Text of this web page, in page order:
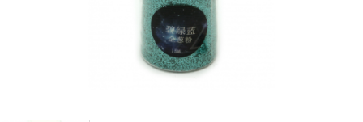
показваме